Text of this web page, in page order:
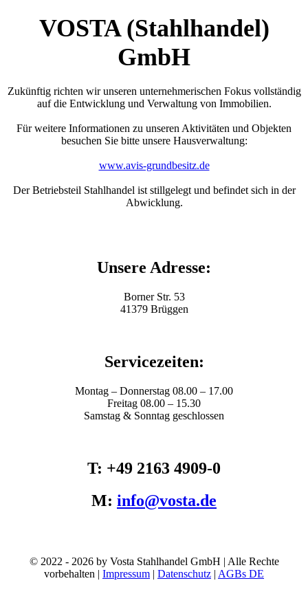
VOSTA (Stahlhandel)
GmbH
Zukünftig richten wir unseren unternehmerischen Fokus vollständig
auf die Entwicklung und Verwaltung von Immobilien.
Für weitere Informationen zu unseren Aktivitäten und Objekten
besuchen Sie bitte unsere Hausverwaltung:
www.avis-grundbesitz.de
Der Betriebsteil Stahlhandel ist stillgelegt und befindet sich in der
Abwicklung.
Unsere Adresse:
Borner Str. 53
41379 Brüggen
Servicezeiten:
Montag – Donnerstag 08.00 – 17.00
Freitag 08.00 – 15.30
Samstag & Sonntag geschlossen
T: +49 2163 4909-0
M: info@vosta.de
© 2022 - 2026 by Vosta Stahlhandel GmbH | Alle Rechte
vorbehalten | Impressum | Datenschutz | AGBs DE